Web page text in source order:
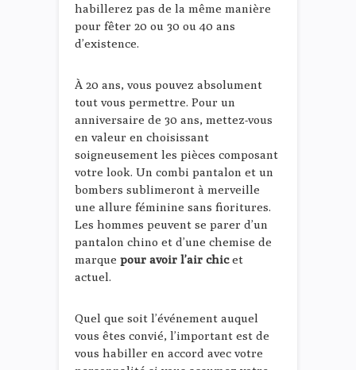
habillerez pas de la même manière
pour fêter 20 ou 30 ou 40 ans
d’existence.
À 20 ans, vous pouvez absolument
tout vous permettre. Pour un
anniversaire de 30 ans, mettez-vous
en valeur en choisissant
soigneusement les pièces composant
votre look. Un combi pantalon et un
bombers sublimeront à merveille
une allure féminine sans fioritures.
Les hommes peuvent se parer d’un
pantalon chino et d’une chemise de
marque pour avoir l’air chicet
actuel.
Quel que soit l’événement auquel
vous êtes convié, l’important est de
vous habiller en accord avec votre